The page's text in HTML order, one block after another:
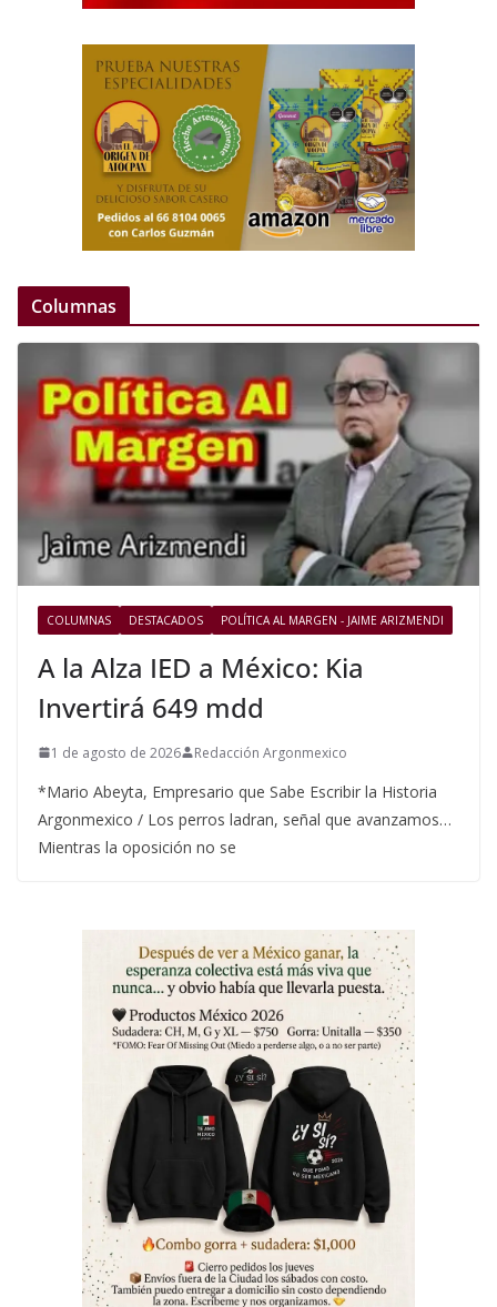
Columnas
COLUMNAS DESTACADOS POLÍTICA AL MARGEN - JAIME ARIZMENDI
A la Alza IED a México: Kia
Invertirá 649 mdd
1 de agosto de 2026 Redacción Argonmexico
*Mario Abeyta, Empresario que Sabe Escribir la Historia
Argonmexico / Los perros ladran, señal que avanzamos…
Mientras la oposición no se